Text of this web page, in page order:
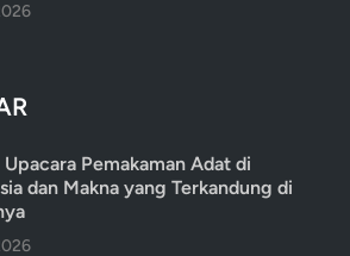
Upacara Pemakaman Adat di
dan Makna yang Terkandung di